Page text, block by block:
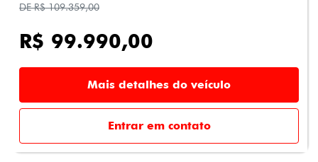
DE R$ 109.359,00
R$ 99.990,00
Mais detalhes do veículo
Entrar em contato